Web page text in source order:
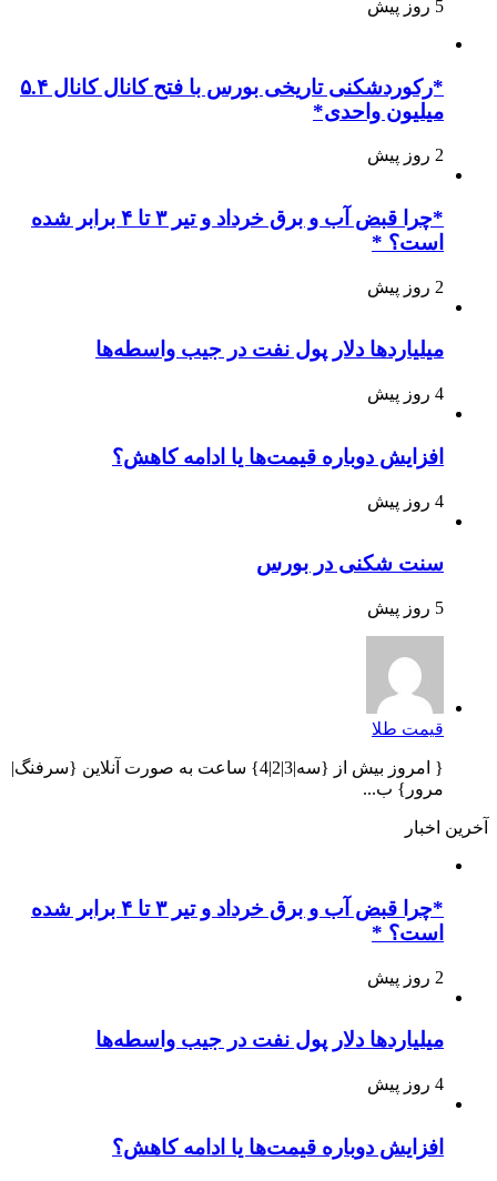
5 روز پیش
*رکوردشکنی تاریخی بورس با فتح کانال کانال ۵.۴
میلیون واحدی*
2 روز پیش
*چرا قبض آب و برق خرداد و تیر ۳ تا ۴ برابر شده
است؟ *
2 روز پیش
میلیاردها دلار پول نفت در جیب واسطه‌ها
4 روز پیش
افزایش دوباره قیمت‌ها یا ادامه کاهش؟
4 روز پیش
سنت شکنی در بورس
5 روز پیش
قیمت طلا
{ امروز بیش از {سه|3|2|4} ساعت به صورت آنلاین {سرفنگ|
مرور} ب...
آخرین اخبار
*چرا قبض آب و برق خرداد و تیر ۳ تا ۴ برابر شده
است؟ *
2 روز پیش
میلیاردها دلار پول نفت در جیب واسطه‌ها
4 روز پیش
افزایش دوباره قیمت‌ها یا ادامه کاهش؟